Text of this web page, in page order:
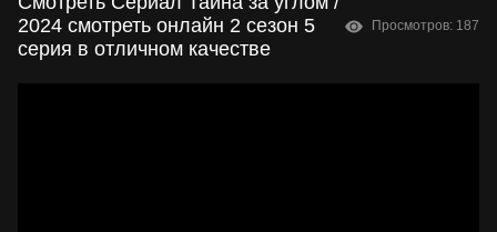
2024 смотреть онлайн 2 сезон 5
серия в отличном качестве
Просмотров: 187